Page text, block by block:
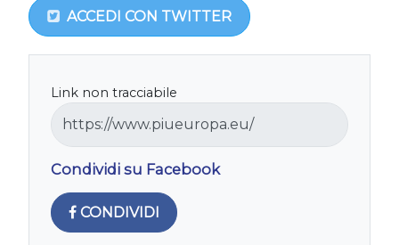
ACCEDI CON TWITTER
Link non tracciabile
Condividi su Facebook
CONDIVIDI